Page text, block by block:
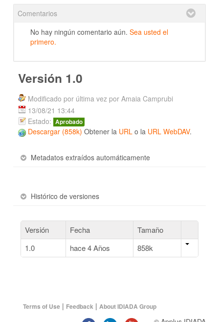
Comentarios
No hay ningún comentario aún. Sea usted el
primero.
Versión 1.0
Modificado por última vez por Amaia Camprubi
13/08/21 13:44
Estado: Aprobado
Descargar (858k) Obtener la URL o la URL WebDAV.
Metadatos extraídos automáticamente
Histórico de versiones
Versión Fecha
Tamaño
1.0
hace 4 Años 858k
Terms of Use | Feedback | About IDIADA Group